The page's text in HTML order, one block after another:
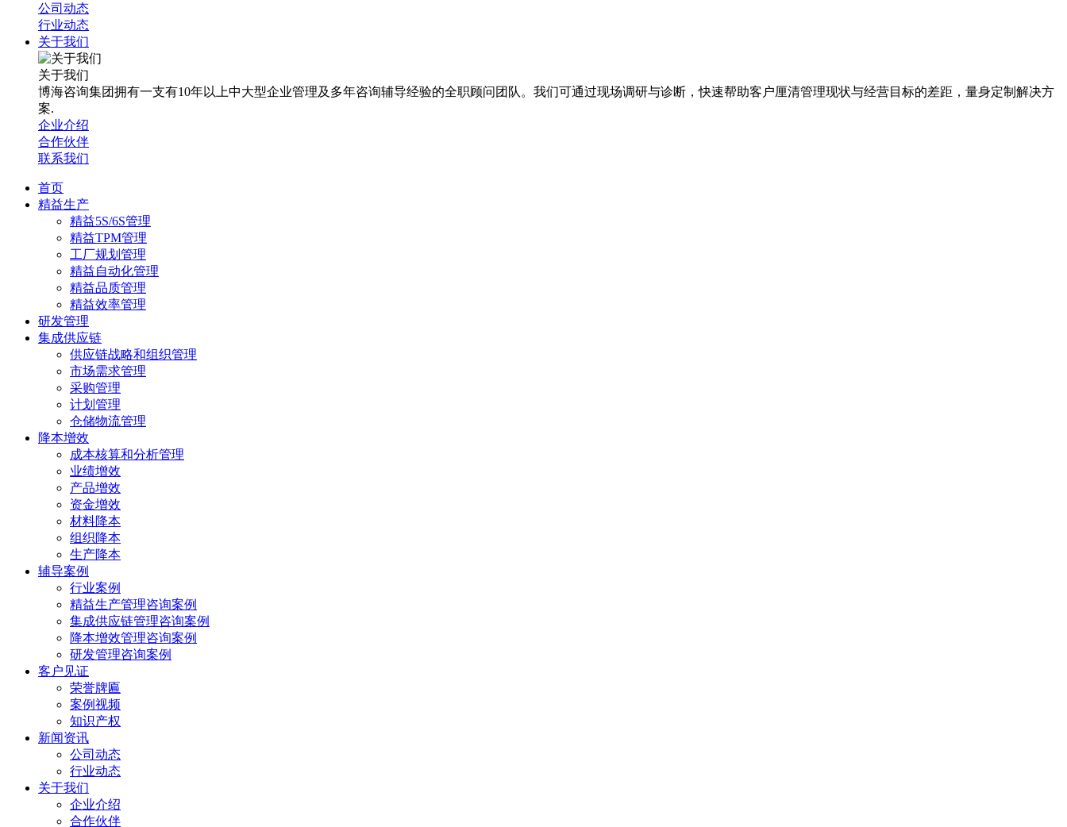
公司动态
行业动态
关于我们
关于我们
博海咨询集团拥有一支有10年以上中大型企业管理及多年咨询辅导经验的全职顾问团队。我们可通过现场调研与诊断，快速帮助客户厘清管理现状与经营目标的差距，量身定制解决方
案.
企业介绍
合作伙伴
联系我们
首页
精益生产
精益5S/6S管理
精益TPM管理
工厂规划管理
精益自动化管理
精益品质管理
精益效率管理
研发管理
集成供应链
供应链战略和组织管理
市场需求管理
采购管理
计划管理
仓储物流管理
降本增效
成本核算和分析管理
业绩增效
产品增效
资金增效
材料降本
组织降本
生产降本
辅导案例
行业案例
精益生产管理咨询案例
集成供应链管理咨询案例
降本增效管理咨询案例
研发管理咨询案例
客户见证
荣誉牌匾
案例视频
知识产权
新闻资讯
公司动态
行业动态
关于我们
企业介绍
合作伙伴